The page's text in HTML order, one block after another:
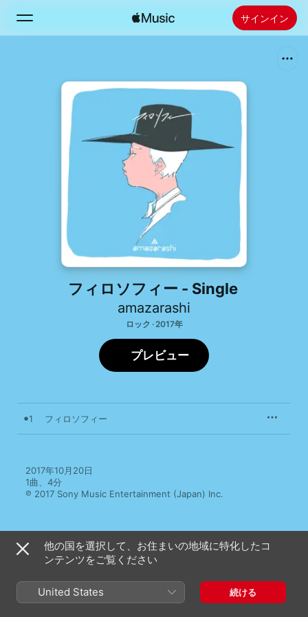
サインイン
新着おすすめ
Apple Musicをインストール
フィロソフィー - Single
amazarashi
ロック · 2017年
プレビュー
1 フィロソフィー
2017年10月20日
1曲、4分
℗ 2017 Sony Music Entertainment (Japan) Inc.
他の国を選択して、お住まいの地域に特化したコ
ンテンツをご覧ください
United States 続ける